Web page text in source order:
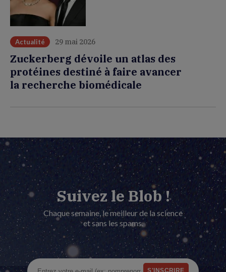
Actualité 29 mai 2026
Zuckerberg dévoile un atlas des
protéines destiné à faire avancer
la recherche biomédicale
Suivez le Blob !
Chaque semaine, le meilleur de la science
et sans les spams.